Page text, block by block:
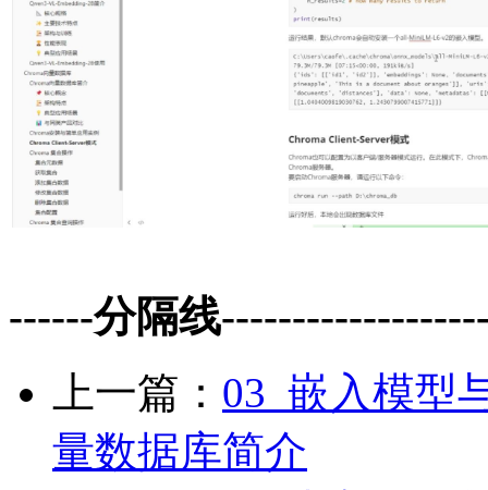
------分隔线
上一篇： 03_嵌入模型
量数据库简介